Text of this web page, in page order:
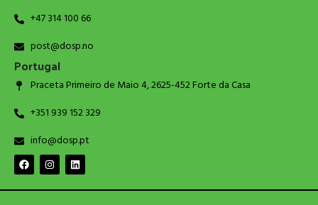
+47 314 100 66
post@dosp.no
Portugal
Praceta Primeiro de Maio 4, 2625-452 Forte da Casa
+351 939 152 329
info@dosp.pt